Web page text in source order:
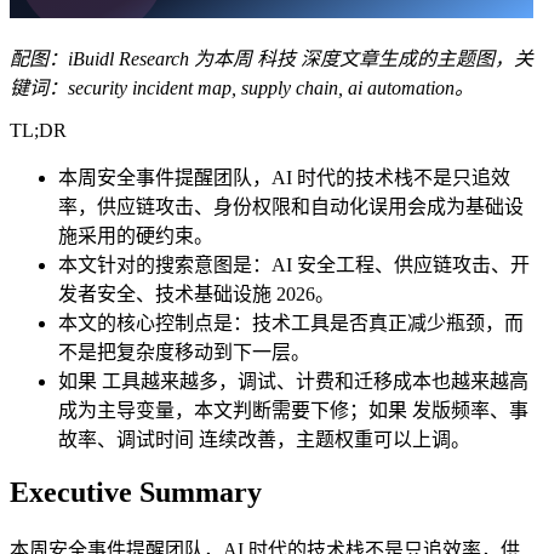
配图：iBuidl Research 为本周 科技 深度文章生成的主题图，关
键词：security incident map, supply chain, ai automation。
TL;DR
本周安全事件提醒团队，AI 时代的技术栈不是只追效
率，供应链攻击、身份权限和自动化误用会成为基础设
施采用的硬约束。
本文针对的搜索意图是：AI 安全工程、供应链攻击、开
发者安全、技术基础设施 2026。
本文的核心控制点是：技术工具是否真正减少瓶颈，而
不是把复杂度移动到下一层。
如果 工具越来越多，调试、计费和迁移成本也越来越高
成为主导变量，本文判断需要下修；如果 发版频率、事
故率、调试时间 连续改善，主题权重可以上调。
Executive Summary
本周安全事件提醒团队，AI 时代的技术栈不是只追效率，供